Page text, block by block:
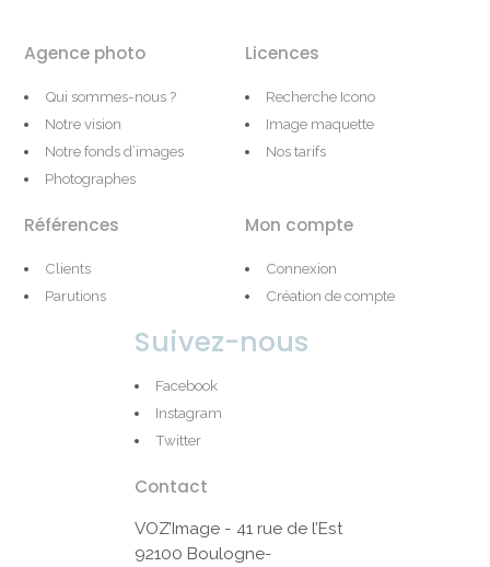
Agence photo
Qui sommes-nous ?
Notre vision
Notre fonds d’images
Photographes
Licences
Recherche Icono
Image maquette
Nos tarifs
Références
Clients
Parutions
Mon compte
Connexion
Création de compte
Suivez-nous
Facebook
Instagram
Twitter
Contact
VOZ’Image - 41 rue de l’Est
92100 Boulogne-